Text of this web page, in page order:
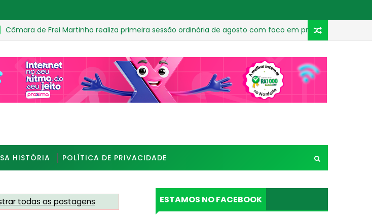
de Frei Martinho realiza primeira sessão ordinária de agosto com foco em projetos e ações para o
HISTÓRIA POLÍTICA DE PRIVACIDADE
todas as postagens ESTAMOS NO FACEBOOK